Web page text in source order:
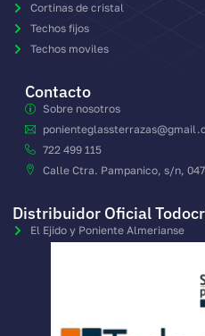
Cortinas de cristal
Techos fijos
Techos moviles
Contacto
Sobre nosotros
722 499 115
Calle Ctra. Pampanico, s/n,
Distribuidor Oficial
El Ejido y Poniente Almerianse